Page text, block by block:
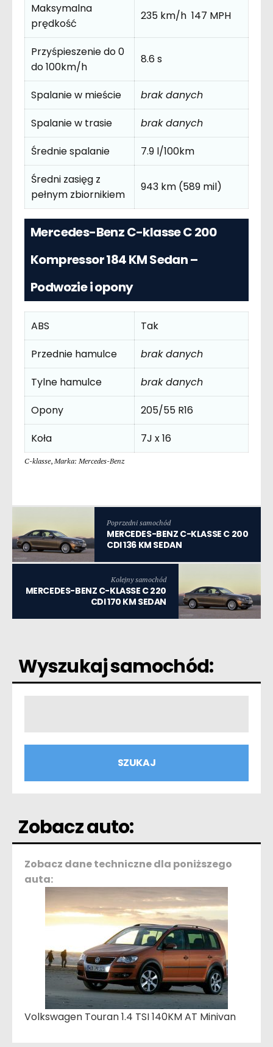
Maksymalna
prędkość
235 km/h 147 MPH
Przyśpieszenie do 0
do 100km/h
8.6 s
Spalanie w mieście
brak danych
Spalanie w trasie
brak danych
Średnie spalanie
7.9 l/100km
Średni zasięg z
pełnym zbiornikiem
943 km (589 mil)
Mercedes-Benz C-klasse C 200
Kompressor 184 KM Sedan –
Podwozie i opony
ABS
Tak
Przednie hamulce
brak danych
Tylne hamulce
brak danych
Opony
205/55 R16
Koła
7J x 16
C-klasse, Marka: Mercedes-Benz
Poprzedni samochód
MERCEDES-BENZ C-KLASSE C 200
CDI 136 KM SEDAN
Kolejny samochód
MERCEDES-BENZ C-KLASSE C 220
CDI 170 KM SEDAN
Wyszukaj samochód:
Zobacz auto:
Zobacz dane techniczne dla poniższego
auta:
Volkswagen Touran 1.4 TSI 140KM AT Minivan